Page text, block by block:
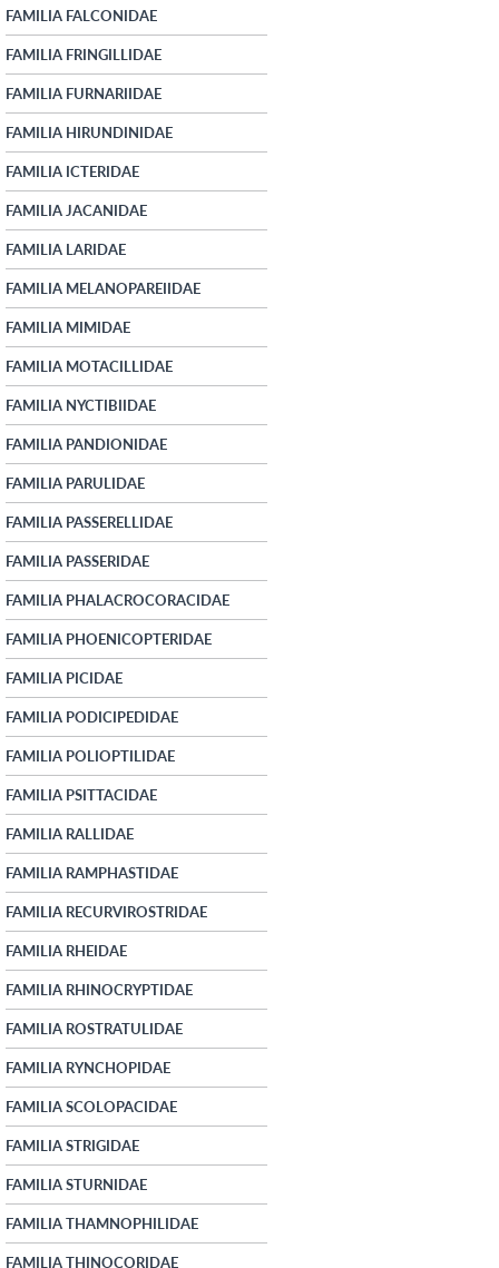
FAMILIA FALCONIDAE
FAMILIA FRINGILLIDAE
FAMILIA FURNARIIDAE
FAMILIA HIRUNDINIDAE
FAMILIA ICTERIDAE
FAMILIA JACANIDAE
FAMILIA LARIDAE
FAMILIA MELANOPAREIIDAE
FAMILIA MIMIDAE
FAMILIA MOTACILLIDAE
FAMILIA NYCTIBIIDAE
FAMILIA PANDIONIDAE
FAMILIA PARULIDAE
FAMILIA PASSERELLIDAE
FAMILIA PASSERIDAE
FAMILIA PHALACROCORACIDAE
FAMILIA PHOENICOPTERIDAE
FAMILIA PICIDAE
FAMILIA PODICIPEDIDAE
FAMILIA POLIOPTILIDAE
FAMILIA PSITTACIDAE
FAMILIA RALLIDAE
FAMILIA RAMPHASTIDAE
FAMILIA RECURVIROSTRIDAE
FAMILIA RHEIDAE
FAMILIA RHINOCRYPTIDAE
FAMILIA ROSTRATULIDAE
FAMILIA RYNCHOPIDAE
FAMILIA SCOLOPACIDAE
FAMILIA STRIGIDAE
FAMILIA STURNIDAE
FAMILIA THAMNOPHILIDAE
FAMILIA THINOCORIDAE